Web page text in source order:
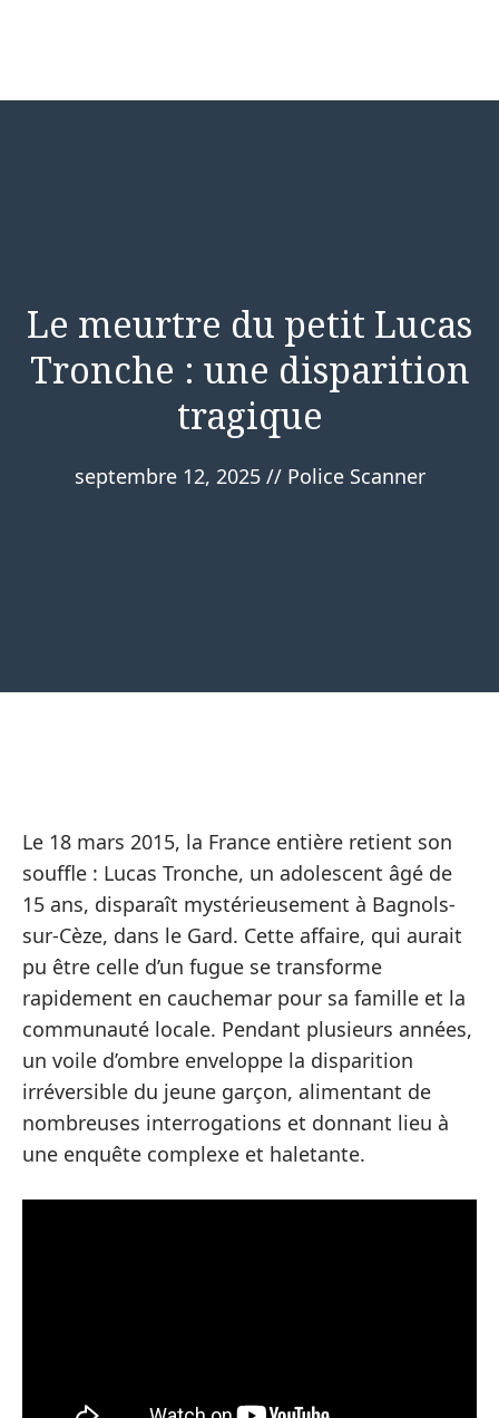
Le meurtre du petit Lucas
Tronche : une disparition
tragique
septembre 12, 2025 // Police Scanner
Le 18 mars 2015, la France entière retient son
souffle : Lucas Tronche, un adolescent âgé de
15 ans, disparaît mystérieusement à Bagnols-
sur-Cèze, dans le Gard. Cette affaire, qui aurait
pu être celle d’un fugue se transforme
rapidement en cauchemar pour sa famille et la
communauté locale. Pendant plusieurs années,
un voile d’ombre enveloppe la disparition
irréversible du jeune garçon, alimentant de
nombreuses interrogations et donnant lieu à
une enquête complexe et haletante.